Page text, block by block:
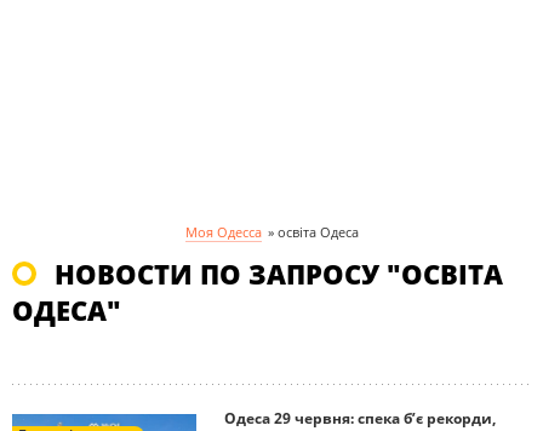
Моя Одесса » освіта Одеса
НОВОСТИ ПО ЗАПРОСУ "ОСВІТА
ОДЕСА"
Одеса 29 червня: спека б’є рекорди,